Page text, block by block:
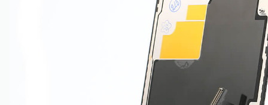
GALAXY M GALAXY NOTE
HUAWEI SERIA NOVA HUAWEI